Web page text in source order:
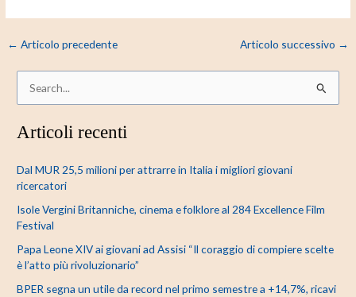
← Articolo precedente Articolo successivo →
r
a
Articoli recenti
Dal MUR 25,5 milioni per attrarre in Italia i migliori giovani
ricercatori
Isole Vergini Britanniche, cinema e folklore al 284 Excellence Film
Festival
Papa Leone XIV ai giovani ad Assisi “Il coraggio di compiere scelte
è l’atto più rivoluzionario”
BPER segna un utile da record nel primo semestre a +14,7%, ricavi